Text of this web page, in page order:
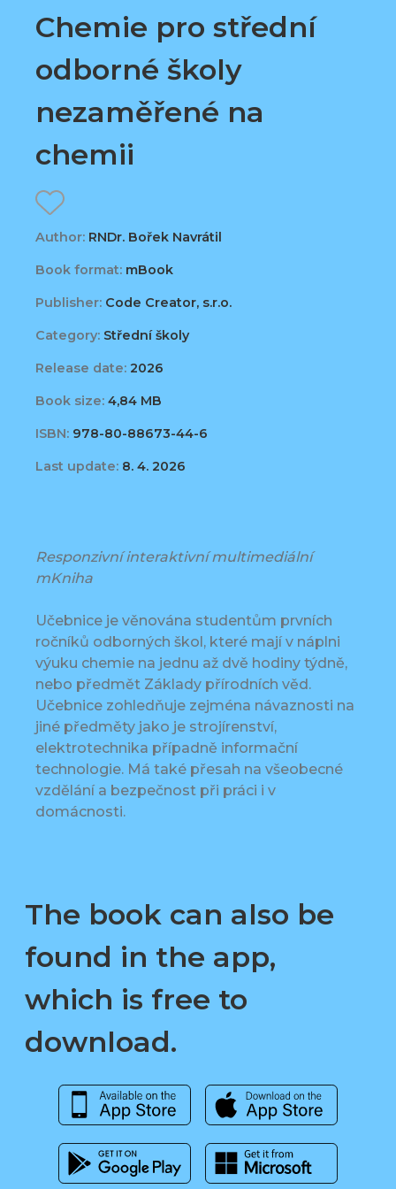
Chemie pro střední
odborné školy
nezaměřené na
chemii
Author: RNDr. Bořek Navrátil
Book format: mBook
Publisher: Code Creator, s.r.o.
Category: Střední školy
Release date: 2026
Book size: 4,84 MB
ISBN: 978-80-88673-44-6
Last update: 8. 4. 2026
Responzivní interaktivní multimediální
mKniha
Učebnice je věnována studentům prvních
ročníků odborných škol, které mají v náplni
výuku chemie na jednu až dvě hodiny týdně,
nebo předmět Základy přírodních věd.
Učebnice zohledňuje zejména návaznosti na
jiné předměty jako je strojírenství,
elektrotechnika případně informační
technologie. Má také přesah na všeobecné
vzdělání a bezpečnost při práci i v
domácnosti.
The book can also be
found in the app,
which is free to
download.